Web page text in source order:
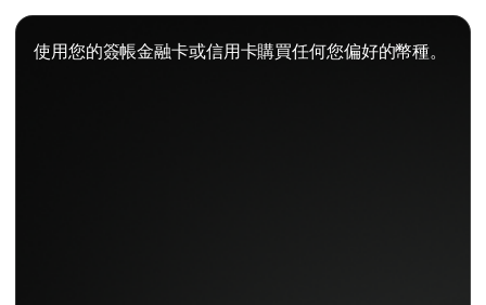
使用您的簽帳金融卡或信用卡購買任何您偏好的幣種。